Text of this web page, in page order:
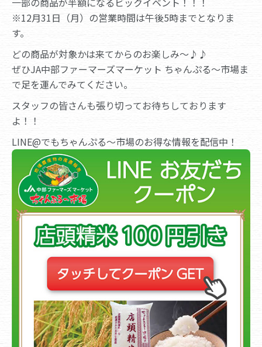
※12月31日（月）の営業時間は午後5時までとなりま
す。
どの商品が対象かは来てからのお楽しみ～♪♪
ぜひJA中部ファーマーズマーケット ちゃんぷる～市場ま
で足を運んでみてください。
スタッフの皆さんも張り切ってお待ちしております
よ！！
LINE@でもちゃんぷる～市場のお得な情報を配信中！